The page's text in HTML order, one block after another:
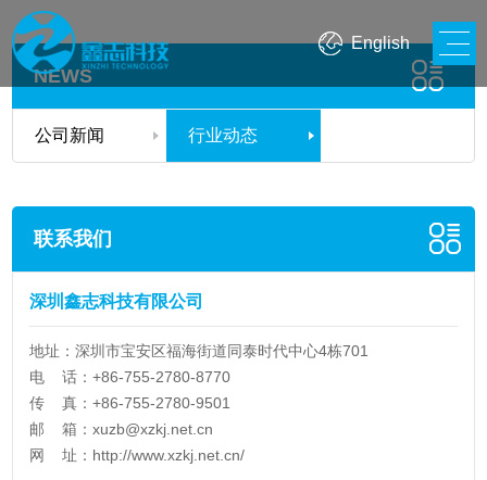
English
NEWS
公司新闻 行业动态
联系我们
深圳鑫志科技有限公司
地址：深圳市宝安区福海街道同泰时代中心4栋701
电 话：+86-755-2780-8770
传 真：+86-755-2780-9501
邮 箱：xuzb@xzkj.net.cn
网 址： http://www.xzkj.net.cn/